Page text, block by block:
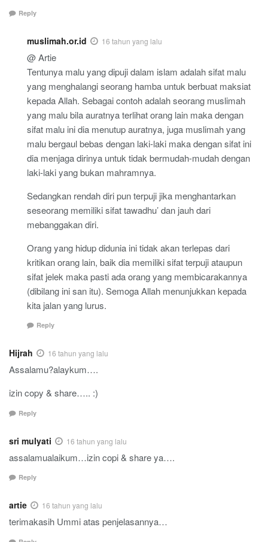
Reply
muslimah.or.id 16 tahun yang lalu
@ Artie
Tentunya malu yang dipuji dalam islam adalah sifat malu
yang menghalangi seorang hamba untuk berbuat maksiat
kepada Allah. Sebagai contoh adalah seorang muslimah
yang malu bila auratnya terlihat orang lain maka dengan
sifat malu ini dia menutup auratnya, juga muslimah yang
malu bergaul bebas dengan laki-laki maka dengan sifat ini
dia menjaga dirinya untuk tidak bermudah-mudah dengan
laki-laki yang bukan mahramnya.
Sedangkan rendah diri pun terpuji jika menghantarkan
seseorang memiliki sifat tawadhu’ dan jauh dari
mebanggakan diri.
Orang yang hidup didunia ini tidak akan terlepas dari
kritikan orang lain, baik dia memiliki sifat terpuji ataupun
sifat jelek maka pasti ada orang yang membicarakannya
(dibilang ini san itu). Semoga Allah menunjukkan kepada
kita jalan yang lurus.
Reply
Hijrah 16 tahun yang lalu
Assalamu?alaykum….
izin copy & share….. :)
Reply
sri mulyati 16 tahun yang lalu
assalamualaikum…izin copi & share ya….
Reply
artie 16 tahun yang lalu
terimakasih Ummi atas penjelasannya…